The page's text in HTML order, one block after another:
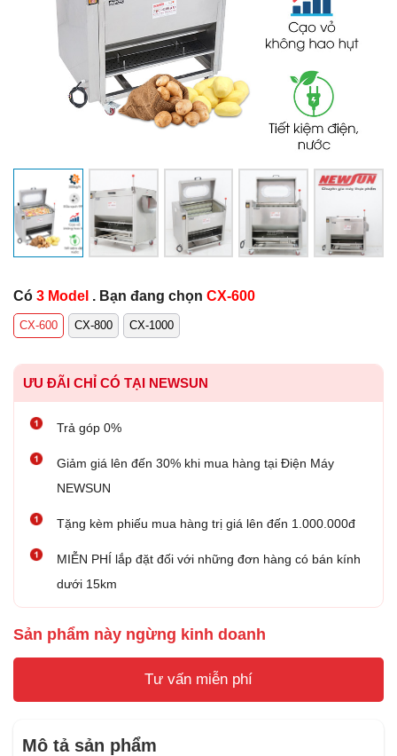
Có 3 Model . Bạn đang chọn CX-600
CX-600 CX-800 CX-1000
ƯU ĐÃI CHỈ CÓ TẠI NEWSUN
Trả góp 0%
Giảm giá lên đến 30% khi mua hàng tại Điện Máy
NEWSUN
Tặng kèm phiếu mua hàng trị giá lên đến 1.000.000đ
MIỄN PHÍ lắp đặt đối với những đơn hàng có bán kính
dưới 15km
Sản phẩm này ngừng kinh doanh
Tư vấn miễn phí
Mô tả sản phẩm